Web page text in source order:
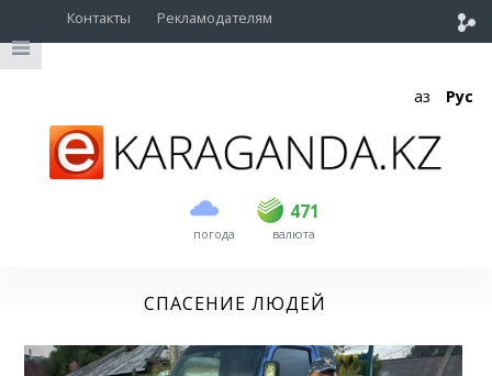
Контакты Рекламодателям
Қаз Рус
погода
471
покупка продажа
USD 469
EUR 541.5
валюта
СПАСЕНИЕ ЛЮДЕЙ